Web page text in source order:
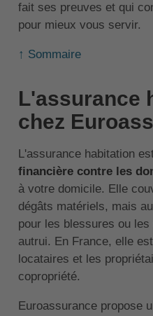
fait ses preuves et qui
pour mieux vous servir.
↑ Sommaire
L'assurance
chez
L'assurance habitation
financière contre les
à votre domicile. Elle
dégâts matériels, mais
pour les blessures ou
autrui. En France, elle
locataires et les
copropriété.
Euroassurance propose